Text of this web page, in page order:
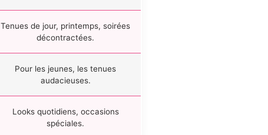
Tenues de jour, printemps, soirées
décontractées.
Pour les jeunes, les tenues
audacieuses.
Looks quotidiens, occasions
spéciales.